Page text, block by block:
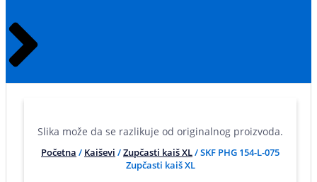
Slika može da se razlikuje od originalnog proizvoda.
Početna / Kaiševi /Zupčasti kaiš XL/ SKF PHG 154-L-075
Zupčasti kaiš XL